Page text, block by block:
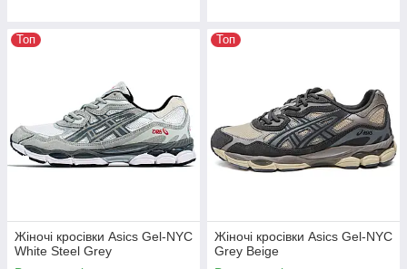
Топ
Жіночі кросівки Asics Gel-NYC
White Steel Grey
Топ
Жіночі кросівки Asics Gel-NYC
Grey Beige